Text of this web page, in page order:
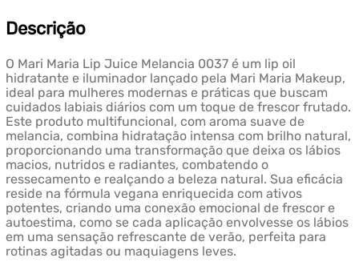
Descrição
O Mari Maria Lip Juice Melancia 0037 é um lip oil
hidratante e iluminador lançado pela Mari Maria Makeup,
ideal para mulheres modernas e práticas que buscam
cuidados labiais diários com um toque de frescor frutado.
Este produto multifuncional, com aroma suave de
melancia, combina hidratação intensa com brilho natural,
proporcionando uma transformação que deixa os lábios
macios, nutridos e radiantes, combatendo o
ressecamento e realçando a beleza natural. Sua eficácia
reside na fórmula vegana enriquecida com ativos
potentes, criando uma conexão emocional de frescor e
autoestima, como se cada aplicação envolvesse os lábios
em uma sensação refrescante de verão, perfeita para
rotinas agitadas ou maquiagens leves.